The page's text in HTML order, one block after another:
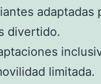
adaptadas
divertido.
limitada.